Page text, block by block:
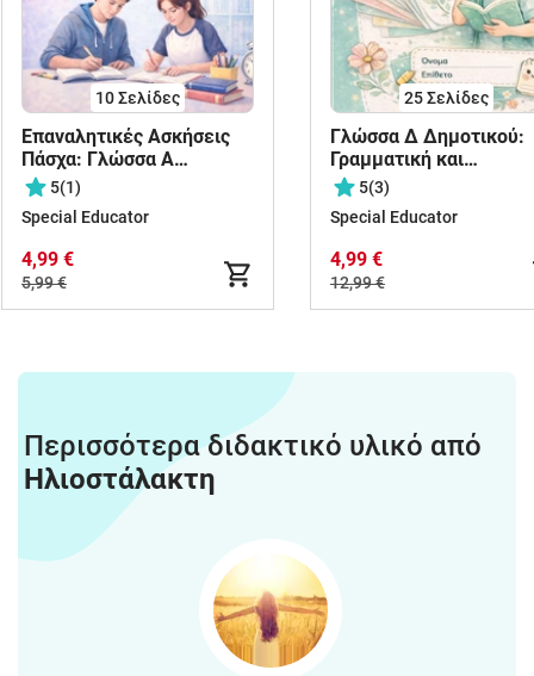
10Σελίδες
Επαναλητικές Ασκήσεις
Πάσχα: Γλώσσα Α
Γυμνασίου
5(1)
Special Educator
4,99 €
5,99 €
25Σελίδες
Γλώσσα Δ Δημοτικού:
Γραμματική και
Συντακτικό όλων των
ενοτήτων
5(3)
Special Educator
4,99 €
12,99 €
Περισσότερα διδακτικό υλικό από
Ηλιοστάλακτη